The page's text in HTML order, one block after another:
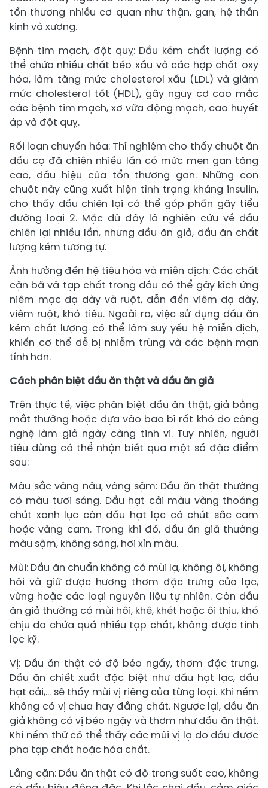
tổn thương nhiều cơ quan như thận, gan, hệ thần
kinh và xương.
Bệnh tim mạch, đột quỵ: Dầu kém chất lượng có
thể chứa nhiều chất béo xấu và các hợp chất oxy
hóa, làm tăng mức cholesterol xấu (LDL) và giảm
mức cholesterol tốt (HDL), gây nguy cơ cao mắc
các bệnh tim mạch, xơ vữa động mạch, cao huyết
áp và đột quỵ.
Rối loạn chuyển hóa: Thí nghiệm cho thấy chuột ăn
dầu cọ đã chiên nhiều lần có mức men gan tăng
cao, dấu hiệu của tổn thương gan. Những con
chuột này cũng xuất hiện tình trạng kháng insulin,
cho thấy dầu chiên lại có thể góp phần gây tiểu
đường loại 2. Mặc dù đây là nghiên cứu về dầu
chiên lại nhiều lần, nhưng dầu ăn giả, dầu ăn chất
lượng kém tương tự.
Ảnh hưởng đến hệ tiêu hóa và miễn dịch: Các chất
cặn bã và tạp chất trong dầu có thể gây kích ứng
niêm mạc dạ dày và ruột, dẫn đến viêm dạ dày,
viêm ruột, khó tiêu. Ngoài ra, việc sử dụng dầu ăn
kém chất lượng có thể làm suy yếu hệ miễn dịch,
khiến cơ thể dễ bị nhiễm trùng và các bệnh mạn
tính hơn.
Cách phân biệt dầu ăn thật và dầu ăn giả
Trên thực tế, việc phân biệt dầu ăn thật, giả bằng
mắt thường hoặc dựa vào bao bì rất khó do công
nghệ làm giả ngày càng tinh vi. Tuy nhiên, người
tiêu dùng có thể nhận biết qua một số đặc điểm
sau:
Màu sắc vàng nâu, vàng sậm: Dầu ăn thật thường
có màu tươi sáng. Dầu hạt cải màu vàng thoáng
chút xanh lục còn dầu hạt lạc có chút sắc cam
hoặc vàng cam. Trong khi đó, dầu ăn giả thường
màu sậm, không sáng, hơi xỉn màu.
Mùi: Dầu ăn chuẩn không có mùi lạ, không ôi, không
hôi và giữ được hương thơm đặc trưng của lạc,
vừng hoặc các loại nguyên liệu tự nhiên. Còn dầu
ăn giả thường có mùi hôi, khê, khét hoặc ôi thiu, khó
chịu do chứa quá nhiều tạp chất, không được tinh
lọc kỹ.
Vị: Dầu ăn thật có độ béo ngấy, thơm đặc trưng.
Dầu ăn chiết xuất đặc biệt như dầu hạt lạc, dầu
hạt cải,… sẽ thấy mùi vị riêng của từng loại. Khi nếm
không có vị chua hay đắng chát. Ngược lại, dầu ăn
giả không có vị béo ngậy và thơm như dầu ăn thật.
Khi nếm thử có thể thấy các mùi vị lạ do dầu được
pha tạp chất hoặc hóa chất.
Lắng cặn: Dầu ăn thật có độ trong suốt cao, không